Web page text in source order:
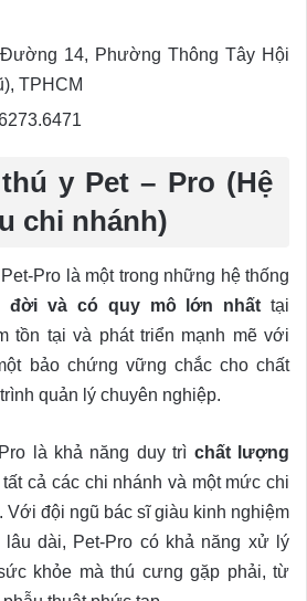
14, Phường Thông Tây Hội
TPHCM
y Pet – Pro (Hệ
chi nhánh)
Pro là một trong những hệ thống
đời và có quy mô lớn nhất tại
tồn tại và phát triển mạnh mẽ với
bảo chứng vững chắc cho chất
quản lý chuyên nghiệp.
là khả năng duy trì chất lượng
tất cả các chi nhánh và một mức chi
Với đội ngũ bác sĩ giàu kinh nghiệm
dài, Pet-Pro có khả năng xử lý
khỏe mà thú cưng gặp phải, từ